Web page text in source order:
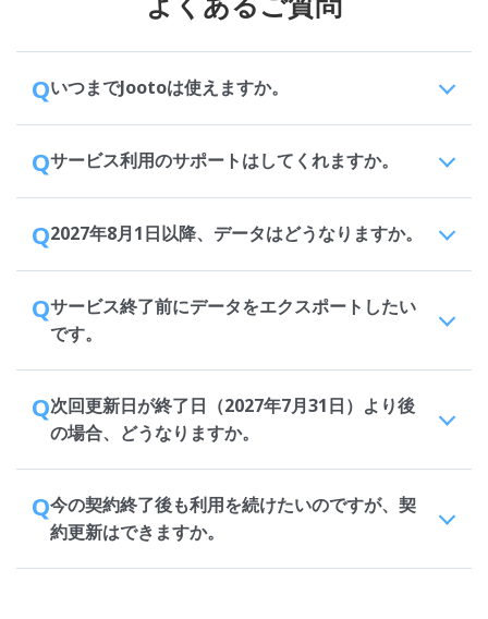
QいつまでJootoは使えますか。
Qサービス利用のサポートはしてくれますか。
Q2027年8月1日以降、データはどうなりますか。
Qサービス終了前にデータをエクスポートしたい
です。
Q次回更新日が終了日（2027年7月31日）より後
の場合、どうなりますか。
Q今の契約終了後も利用を続けたいのですが、契
約更新はできますか。